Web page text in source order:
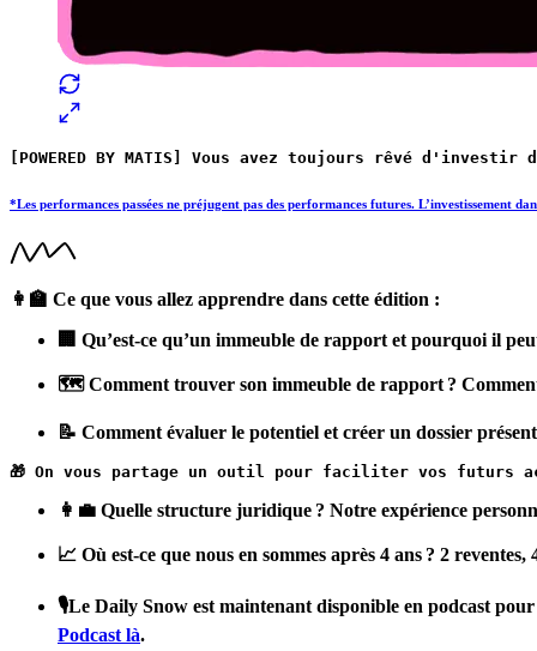
[POWERED BY MATIS] Vous avez toujours rêvé
*Les performances passées ne préjugent pas des performances futures. L’investissement
👩‍🏫 Ce que vous allez apprendre dans cette édition :
🏢 Qu’est-ce qu’un immeuble de rapport et pourquoi il
🗺️ Comment trouver son immeuble de rapport ?
📝 Comment évaluer le potentiel et créer un dossier
🎁 On vous partage un outil pour faciliter vos futurs
👩‍💼 Quelle structure juridique ? Notre expérience
📈 Où est-ce que nous en sommes après 4 ans ? 2 reventes,
🎙️Le Daily Snow est maintenant disponible en podcast
Podcast là.